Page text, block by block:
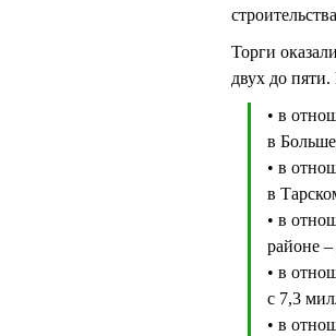
Торги
двух до
• в
в
• в
в
• в
районе
• в
с 7,3
• в